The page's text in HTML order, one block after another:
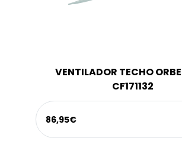
VENTILADOR TECHO
CF171132
86,95€